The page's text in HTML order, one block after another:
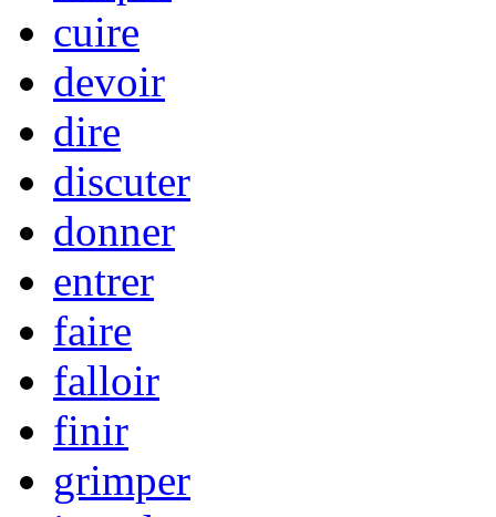
cuire
devoir
dire
discuter
donner
entrer
faire
falloir
finir
grimper